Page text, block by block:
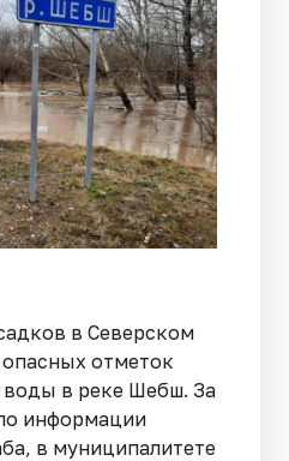
в Северском
отметок
воды в реке Шебш. За
информации
в муниципалитете